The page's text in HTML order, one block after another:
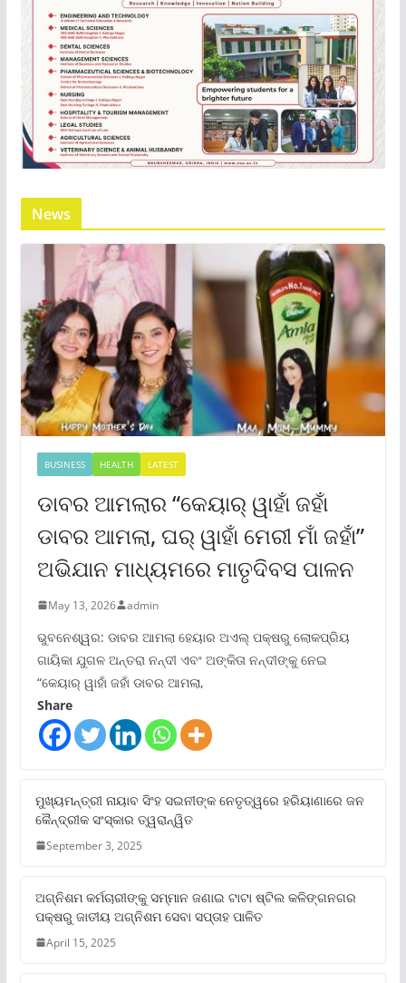
News
BUSINESS HEALTH LATEST
ଡାବର ଆମଲାର “କେୟାର୍ ୱାହାଁ ଜହାଁ
ଡାବର ଆମଲା, ଘର୍ ୱାହାଁ ମେରୀ ମାଁ ଜହାଁ”
ଅଭିଯାନ ମାଧ୍ୟମରେ ମାତୃଦିବସ ପାଳନ
May 13, 2026 admin
ଭୁବନେଶ୍ୱର: ଡାବର ଆମଲା ହେୟାର ଅଏଲ୍ ପକ୍ଷରୁ ଲୋକପ୍ରିୟ
ଗାୟିକା ଯୁଗଳ ଅନ୍ତରା ନନ୍ଦୀ ଏବଂ ଅଙ୍କିତା ନନ୍ଦୀଙ୍କୁ ନେଇ
“କେୟାର୍ ୱାହାଁ ଜହାଁ ଡାବର ଆମଲା,
Share
ମୁଖ୍ୟମନ୍ତ୍ରୀ ନାୟାବ ସିଂହ ସଇନୀଙ୍କ ନେତୃତ୍ୱରେ ହରିୟାଣାରେ ଜନ
କୈନ୍ଦ୍ରୀକ ସଂସ୍କାର ତ୍ୱରାନ୍ୱିତ
September 3, 2025
ଅଗ୍ନିଶମ କର୍ମଚାରୀଙ୍କୁ ସମ୍ମାନ ଜଣାଇ ଟାଟା ଷ୍ଟିଲ କଳିଙ୍ଗନଗର
ପକ୍ଷରୁ ଜାତୀୟ ଅଗ୍ନିଶମ ସେବା ସପ୍ତାହ ପାଳିତ
April 15, 2025